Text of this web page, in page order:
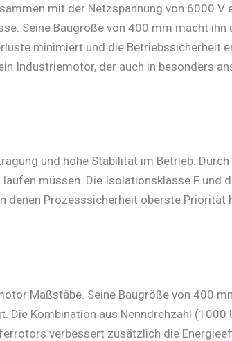
mit der Netzspannung von 6000 V
Seine Baugröße von 400 mm macht ihn
minimiert und die Betriebssicherheit
Industriemotor, der auch in besonders
und hohe Stabilität im Betrieb.
müssen. Die Isolationsklasse F und
denen Prozesssicherheit oberste Priorität
Maßstäbe. Seine Baugröße von 400
Kombination aus Nenndrehzahl
verbessert zusätzlich die